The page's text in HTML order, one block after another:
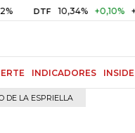
10,34% +0,10% +0,98%
INDICADORES INSIDE
DE LA ESPRIELLA